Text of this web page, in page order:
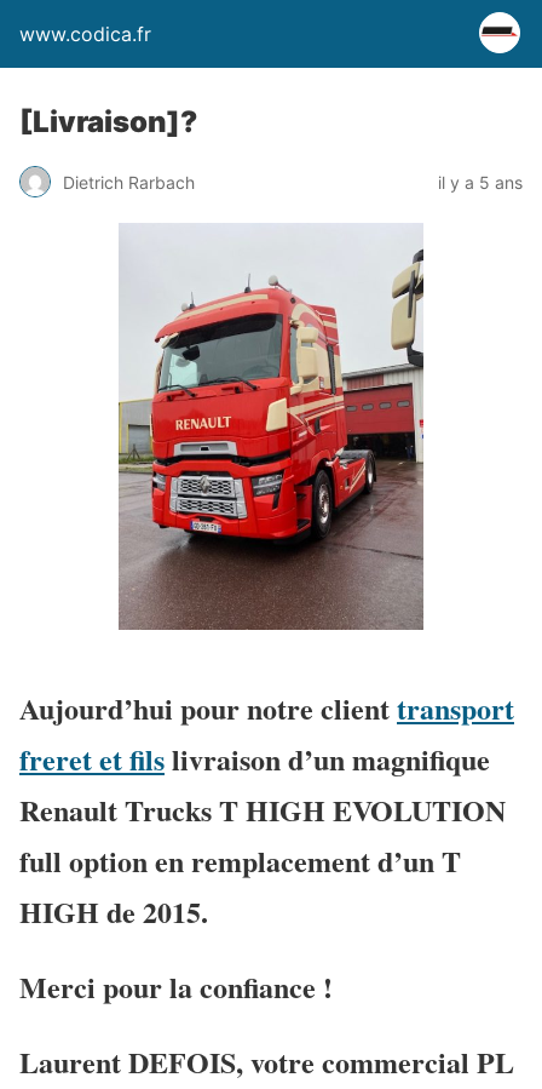
www.codica.fr
[Livraison]?
Dietrich Rarbach il y a 5 ans
Aujourd’hui pour notre clienttransport
freret et filslivraison d’un magnifique
Renault Trucks T HIGH EVOLUTION
full option en remplacement d’un T
HIGH de 2015.
Merci pour la confiance !
Laurent DEFOIS, votre commercial PL